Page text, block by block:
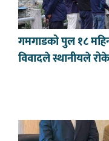
गमगाडको पुल १८
विवादले स्थानीयले